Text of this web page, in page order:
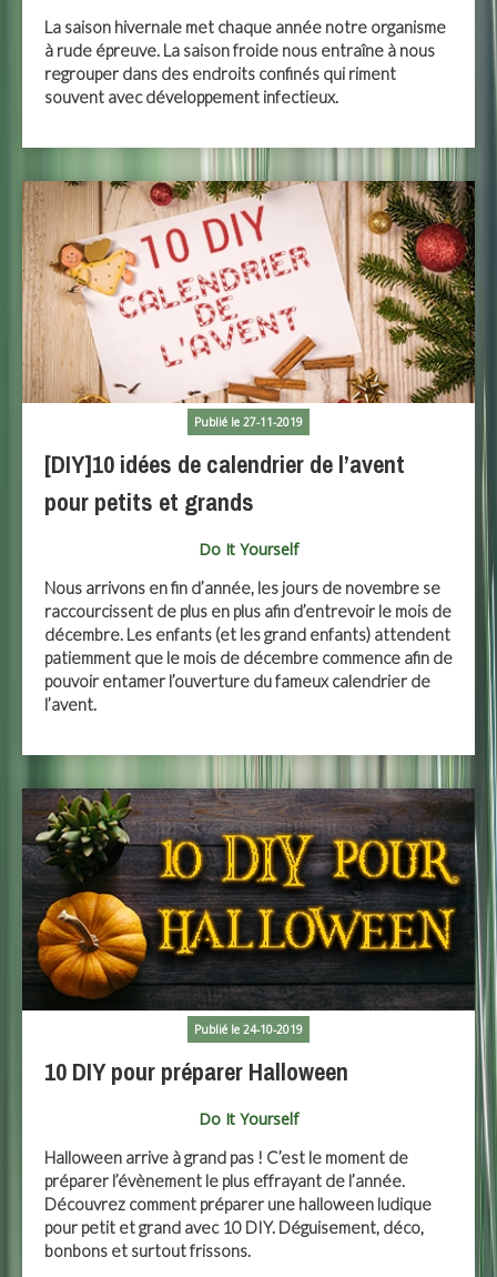
La saison hivernale met chaque année notre organisme
à rude épreuve. La saison froide nous entraîne à nous
regrouper dans des endroits confinés qui riment
souvent avec développement infectieux.
Publié le 27-11-2019
[DIY]10 idées de calendrier de l’avent
pour petits et grands
Do It Yourself
Nous arrivons en fin d’année, les jours de novembre se
raccourcissent de plus en plus afin d’entrevoir le mois de
décembre. Les enfants (et les grand enfants) attendent
patiemment que le mois de décembre commence afin de
pouvoir entamer l’ouverture du fameux calendrier de
l’avent.
Publié le 24-10-2019
10 DIY pour préparer Halloween
Do It Yourself
Halloween arrive à grand pas ! C’est le moment de
préparer l’évènement le plus effrayant de l’année.
Découvrez comment préparer une halloween ludique
pour petit et grand avec 10 DIY. Déguisement, déco,
bonbons et surtout frissons.